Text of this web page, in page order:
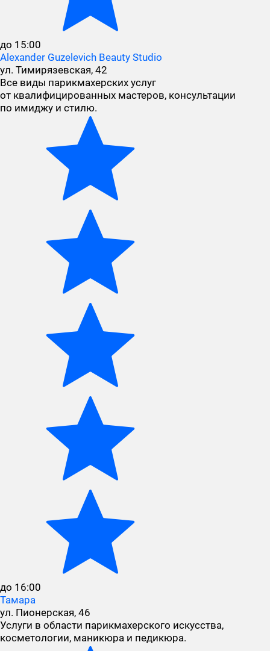
до 15:00
Alexander Guzelevich Beauty Studio
ул. Тимирязевская, 42
Все виды парикмахерских услуг
от квалифицированных мастеров, консультации
по имиджу и стилю.
до 16:00
Тамара
ул. Пионерская, 46
Услуги в области парикмахерского искусства,
косметологии, маникюра и педикюра.